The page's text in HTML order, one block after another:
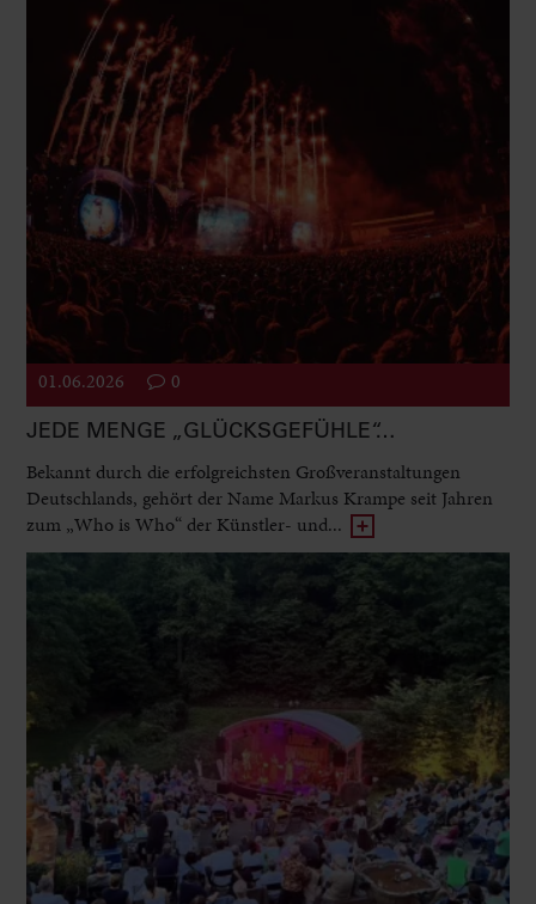
01.06.2026 0
JEDE MENGE „GLÜCKSGEFÜHLE“…
Bekannt durch die erfolgreichsten Großveranstaltungen
Deutschlands, gehört der Name Markus Krampe seit Jahren
zum „Who is Who“ der Künstler- und...